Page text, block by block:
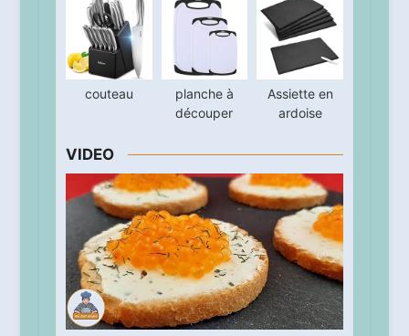
couteau
planche à
découper
Assiette en
ardoise
VIDEO